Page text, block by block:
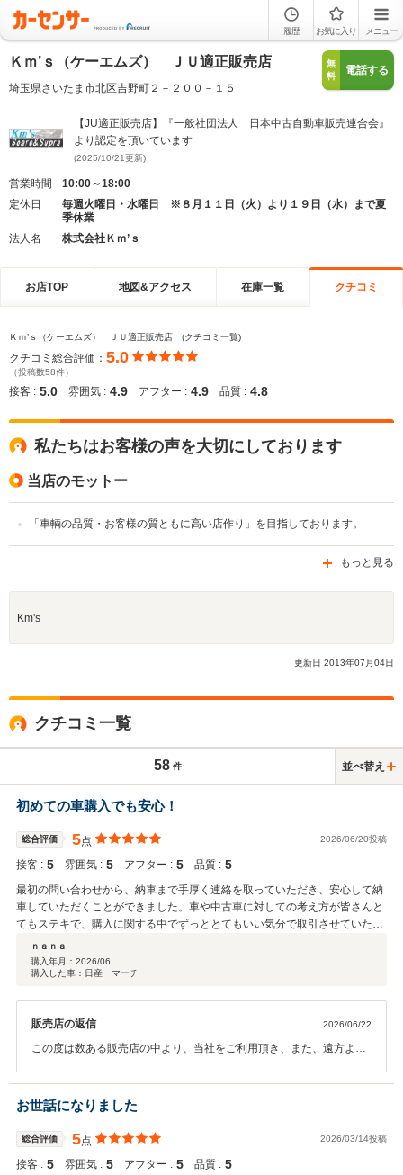
履歴 お気に入り メニュー
Ｋｍ’ｓ（ケーエムズ） ＪＵ適正販売店
埼玉県さいたま市北区吉野町２－２００－１５
無
料
電話する
【JU適正販売店】『一般社団法人 日本中古自動車販売連合会』
より認定を頂いています
(2025/10/21更新)
営業時間
10:00～18:00
定休日
毎週火曜日・水曜日 ※８月１１日（火）より１９日（水）まで夏
季休業
法人名
株式会社Ｋｍ’ｓ
お店TOP 地図&アクセス 在庫一覧 クチコミ
Ｋｍ’ｓ（ケーエムズ） ＪＵ適正販売店 (クチコミ一覧)
クチコミ総合評価： 5.0
（投稿数58件）
接客 : 5.0 雰囲気 : 4.9 アフター : 4.9 品質 : 4.8
私たちはお客様の声を大切にしております
当店のモットー
「車輌の品質・お客様の質ともに高い店作り」を目指しております。
もっと見る
Km's
更新日 2013年07 月04日
クチコミ一覧
58 件 並べ替え
初めての車購入でも安心！
総合評価 5点 2026/06/20投稿
接客 : 5 雰囲気 : 5 アフター : 5 品質 : 5
最初の問い合わせから、納車まで手厚く連絡を取っていただき、安心して納
車していただくことができました。車や中古車に対しての考え方が皆さんと
てもステキで、購入に関する中でずっととてもいい気分で取引させていただ
けました。
ｎａｎａ
購入年月： 2026/06
購入した車：日産 マーチ
販売店の返信 2026/06/22
この度は数ある販売店の中より、当社をご利用頂き、また、遠方より
た。 ご対応に際しましても、至らない点が多々有りましたかと思い
ますが、温かいお言葉を頂戴いたしまして、スタッフ一同感謝してお
ります。希少なお車では御座いますので、お乗り頂く中で、何かご不
明な点や、お困りの事が御座いましたら、お気軽にご相談を頂けたら
と思っております。 今後とも、お付き合いの程、宜しくお願い致し
ます。
お世話になりました
総合評価 5点 2026/03/14投稿
接客 : 5 雰囲気 : 5 アフター : 5 品質 : 5